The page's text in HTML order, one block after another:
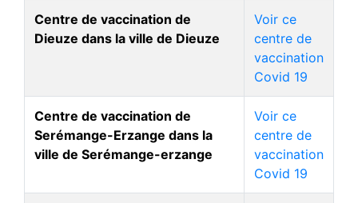
Centre de vaccination de
Dieuze dans la ville de Dieuze
Voir ce
centre de
vaccination
Covid 19
Centre de vaccination de
Serémange-Erzange dans la
ville de Serémange-erzange
Voir ce
centre de
vaccination
Covid 19